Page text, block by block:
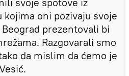
kojima oni pozivaju svoje
prezentovali bi
Razgovarali smo
da mislim da ćemo je